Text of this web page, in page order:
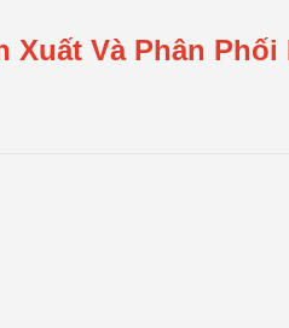
Xuất Và Phân